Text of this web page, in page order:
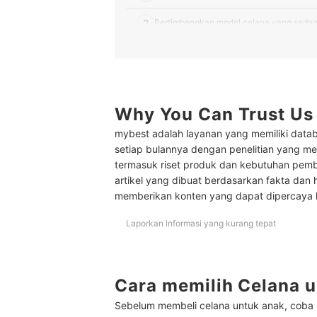
2 Pertimbangkan model celana yang
5 Cari model celana dengan pinggang
Peringkat Celana untuk Anak Terbaik
Baca juga rekomendasi baju anak lainnya di sini
Why You Can Trust Us
mybest adalah layanan yang memiliki
setiap bulannya dengan penelitian yang
termasuk riset produk dan kebutuhan
artikel yang dibuat berdasarkan fakta dan
memberikan konten yang dapat
Laporkan informasi yang kurang tepat
Cara memilih Celana
Sebelum membeli celana untuk anak,